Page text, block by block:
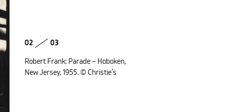
02 03
Robert Frank: Parade – Hoboken,
New Jersey, 1955. © Christie’s